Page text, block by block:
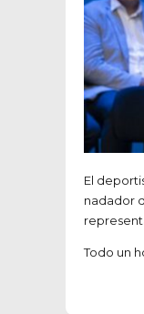
El
nadador
Todo un